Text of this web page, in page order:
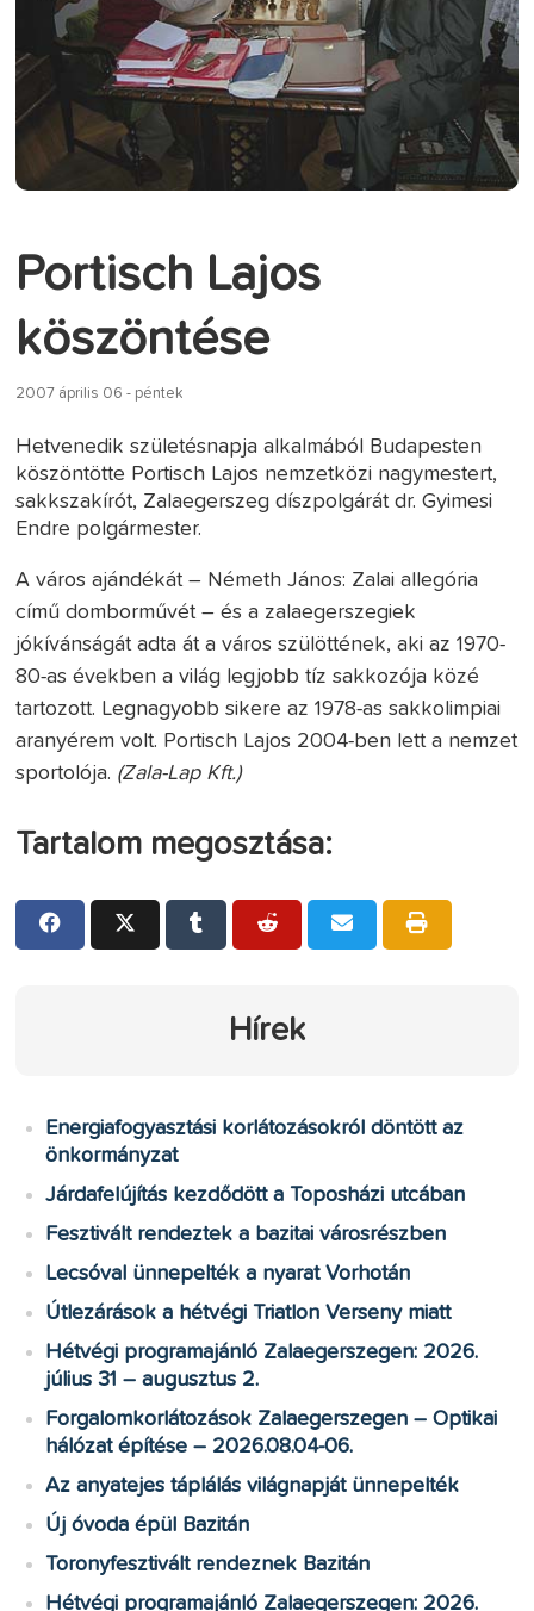
Portisch Lajos
köszöntése
2007 április 06 - péntek
Hetvenedik születésnapja alkalmából Budapesten
köszöntötte Portisch Lajos nemzetközi nagymestert,
sakkszakírót, Zalaegerszeg díszpolgárát dr. Gyimesi
Endre polgármester.
A város ajándékát – Németh János: Zalai allegória
című domborművét – és a zalaegerszegiek
jókívánságát adta át a város szülöttének, aki az 1970-
80-as években a világ legjobb tíz sakkozója közé
tartozott. Legnagyobb sikere az 1978-as sakkolimpiai
aranyérem volt. Portisch Lajos 2004-ben lett a nemzet
sportolója. (Zala-Lap Kft.)
Tartalom megosztása:
Hírek
Energiafogyasztási korlátozásokról döntött az
önkormányzat
Járdafelújítás kezdődött a Toposházi utcában
Fesztivált rendeztek a bazitai városrészben
Lecsóval ünnepelték a nyarat Vorhotán
Útlezárások a hétvégi Triatlon Verseny miatt
Hétvégi programajánló Zalaegerszegen: 2026.
július 31 – augusztus 2.
Forgalomkorlátozások Zalaegerszegen – Optikai
hálózat építése – 2026.08.04-06.
Az anyatejes táplálás világnapját ünnepelték
Új óvoda épül Bazitán
Toronyfesztivált rendeznek Bazitán
Hétvégi programajánló Zalaegerszegen: 2026.